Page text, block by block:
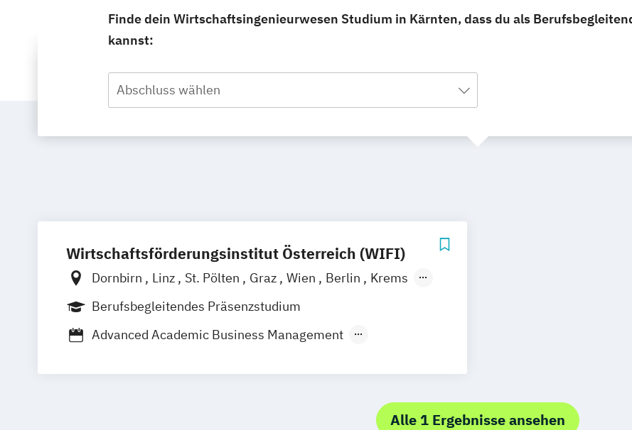
Finde dein Wirtschaftsingenieurwesen Studium in Kärnten, dass du als
kannst:
Abschluss wählen
Wirtschaftsförderungsinstitut Österreich (WIFI)
Dornbirn Linz St. Pölten Graz Wien Berlin
Krems
Klagenfurt Innsbruck Salzburg
Berufsbegleitendes Präsenzstudium
Advanced Academic Business Management
Bilanzbuchhaltung Bildungs- und Berufsberatung
Alle 1 Ergebnisse ansehen